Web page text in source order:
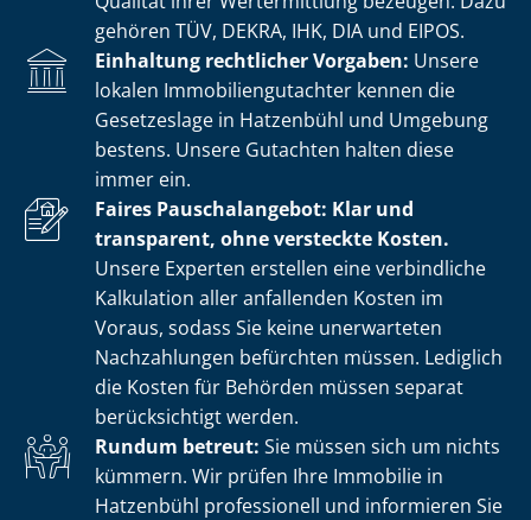
gehören TÜV, DEKRA, IHK, DIA und EIPOS.
Einhaltung rechtlicher Vorgaben: Unsere
lokalen Im­mo­bi­li­en­gut­ach­ter kennen die
Gesetzeslage in Hatzenbühl und Umgebung
bestens. Unsere Gutachten halten diese
immer ein.
Faires Pauschalangebot: Klar und
transparent, ohne versteckte Kosten.
Unsere Experten erstellen eine verbindliche
Kalkulation aller anfallenden Kosten im
Voraus, sodass Sie keine unerwarteten
Nachzahlungen befürchten müssen. Lediglich
die Kosten für Behörden müssen separat
berücksichtigt werden.
Rundum betreut: Sie müssen sich um nichts
kümmern. Wir prüfen Ihre Immobilie in
Hatzenbühl professionell und informieren Sie